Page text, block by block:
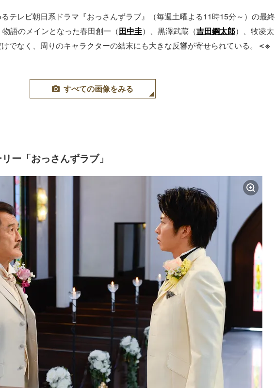
テレビ朝日系ドラマ『おっさんずラブ』（毎週土曜よる11時15分～）の最終
語のメインとなった春田創一（田中圭）、黒澤武蔵（吉田鋼太郎）、牧凌太
でなく、周りのキャラクターの結末にも大きな反響が寄せられている。
＜※
すべての画像をみる
ー「おっさんずラブ」